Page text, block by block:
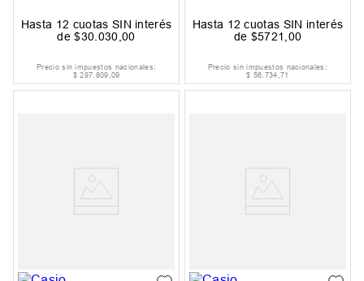
Hasta 12 cuotas SIN interés
de$30.030,00
Precio sin impuestos nacionales:
$ 297.809,09
Hasta 12 cuotas SIN interés
de $5721,00
Precio sin impuestos nacionales:
$ 56.734,71